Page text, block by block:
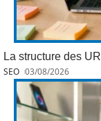
La structure des
SEO 03/08/2026